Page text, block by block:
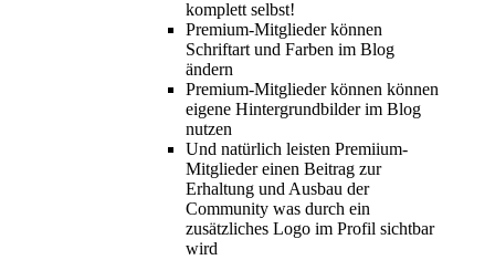
komplett selbst!
Premium-Mitglieder können
Schriftart und Farben im Blog
ändern
Premium-Mitglieder können können
eigene Hintergrundbilder im Blog
nutzen
Und natürlich leisten Premiium-
Mitglieder einen Beitrag zur
Erhaltung und Ausbau der
Community was durch ein
zusätzliches Logo im Profil sichtbar
wird